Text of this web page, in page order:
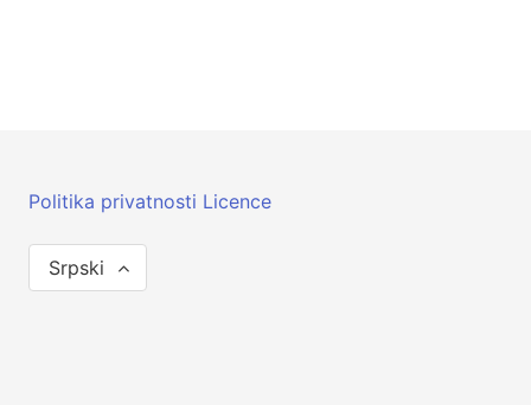
Politika privatnosti Licence
Srpski